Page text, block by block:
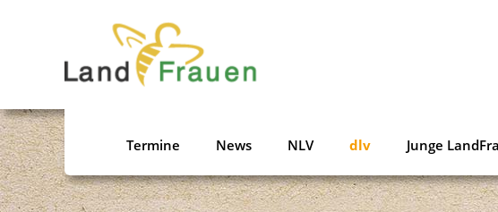
Termine News NLV dlv Junge